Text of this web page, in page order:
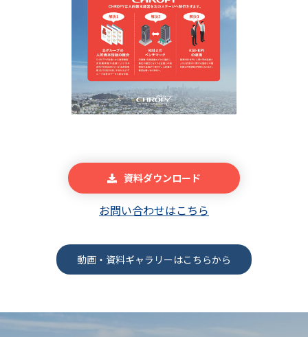
資料ダウンロード
お問い合わせはこちら
動画・資料ギャラリーはこちらから